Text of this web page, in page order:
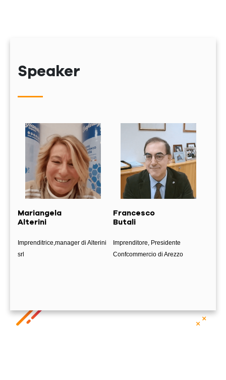
Speaker
Mariangela
Alterini
Imprenditrice,manager di Alterini
srl
Francesco
Butali
Imprenditore, Presidente
Confcommercio di Arezzo